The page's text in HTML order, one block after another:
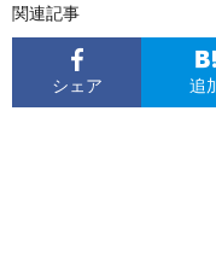
関連記事
シェア 追